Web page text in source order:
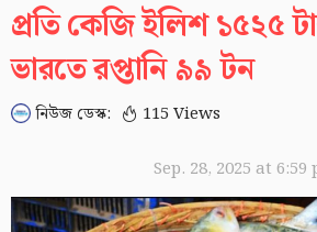
প্রতি কেজি ইলিশ ১৫২৫
ভারতে রপ্তানি ৯৯ টন
নিউজ ডেস্ক: 115 Views
Sep. 28, 2025 at 6:59